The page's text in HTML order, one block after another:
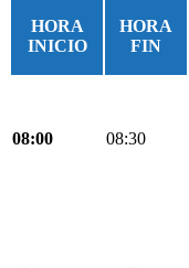
HORA
INICIO
HORA
FIN
08:00 08:30